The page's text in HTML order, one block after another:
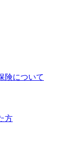
険について
方